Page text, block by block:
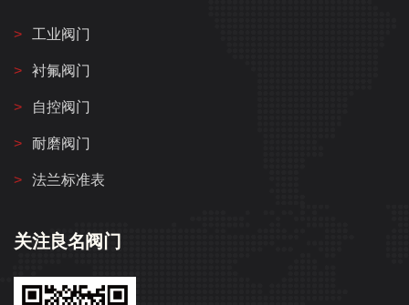
工业阀门
衬氟阀门
自控阀门
耐磨阀门
法兰标准表
关注良名阀门